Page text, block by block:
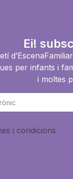
Ei!
per infants i
i moltes
i condicions